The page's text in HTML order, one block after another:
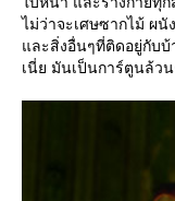
ไม่ว่าจะเศษซากไม้ ผ
ละสิ่งอื่นๆที่ติดอยู่กับบ้
เนี่ย มันเป็นการ์ตูนล้วน